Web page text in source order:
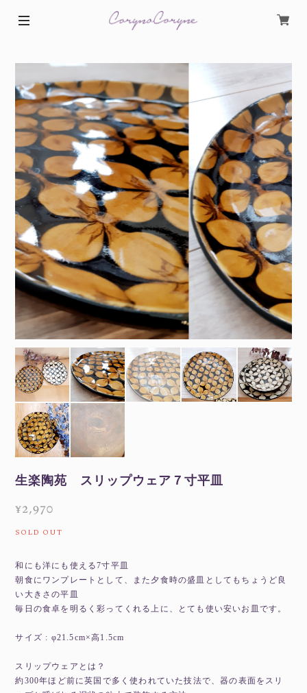
生楽陶苑 スリップウェア７寸平皿
¥2,970
SOLD OUT
和にも洋にも使える7寸平皿
朝食にワンプレートとして、また夕食時の盛皿としてもちょうど良
い大きさの平皿
毎日の食卓を明るく彩ってくれる上に、とても使い安いお皿です。
サイズ : φ21.5cm×高1.5cm
スリップウェアとは？
約300年ほど前に英国で多く使われていた技法で、器の表面をスリ